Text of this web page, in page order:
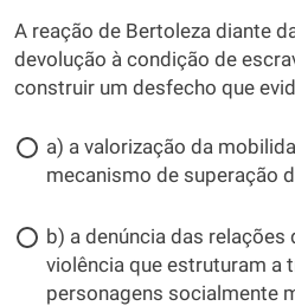
A reação de Bertoleza diante
devolução à condição de
construir um desfecho que
a) a valorização da
mecanismo de superação
b) a denúncia das relações
violência que estruturam a
personagens socialmente